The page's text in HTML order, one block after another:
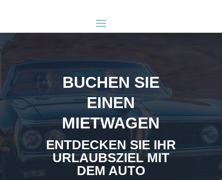
BUCHEN SIE
EINEN
MIETWAGEN
ENTDECKEN SIE IHR
URLAUBSZIEL MIT
DEM AUTO